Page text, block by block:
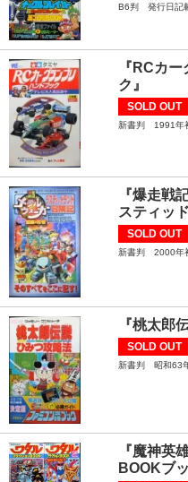
B6判 発行日記
『RCカ
ク』
SOLD OUT
新書判 1991年
『爆走戦
スティッ
SOLD OUT
新書判 2000年
『桃太郎
SOLD OUT
新書判 昭和63
『魔神英
BOOKブ